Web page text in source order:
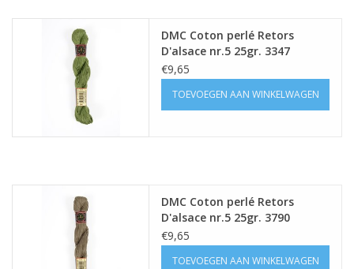
DMC Coton perlé Retors
D'alsace nr.5 25gr. 3347
€9,65
TOEVOEGEN AAN WINKELWAGEN
DMC Coton perlé Retors
D'alsace nr.5 25gr. 3790
€9,65
TOEVOEGEN AAN WINKELWAGEN